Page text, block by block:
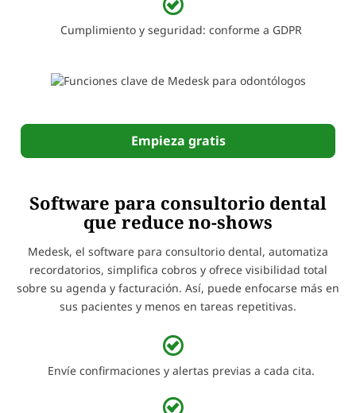
Cumplimiento y seguridad: conforme a GDPR
Empieza gratis
Software para consultorio dental
que reduce no-shows
Medesk, el software para consultorio dental, automatiza
recordatorios, simplifica cobros y ofrece visibilidad total
sobre su agenda y facturación. Así, puede enfocarse más en
sus pacientes y menos en tareas repetitivas.
Envíe confirmaciones y alertas previas a cada cita.